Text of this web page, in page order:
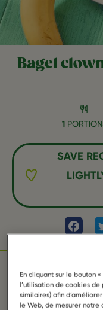
Bagel
1
SAVE
En cliquant sur le bouton
l’utilisation de cookies
similaires) afin
le Web, de mesurer